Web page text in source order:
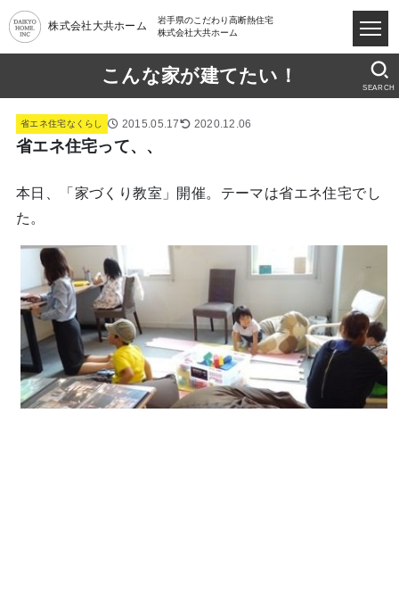
株式会社大共ホーム
岩手県のこだわり高断熱住宅
株式会社大共ホーム
こんな家が建てたい！
SEARCH
省エネ住宅なくらし 2015.05.17 2020.12.06
省エネ住宅って、、
本日、「家づくり教室」開催。テーマは省エネ住宅でし
た。